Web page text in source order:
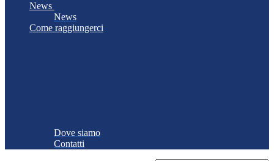
News
News
Come raggiungerci
Dove siamo
Contatti